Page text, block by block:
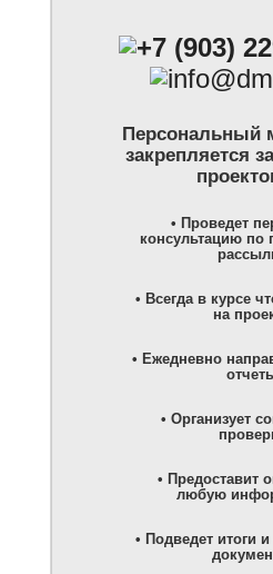
+7 (903)
Персональный
закрепляется
• Проведет
консультацию по
• Всегда в курсе
на
• Ежедневно
• Организует
• Предоставит
любую
• Подведет итоги